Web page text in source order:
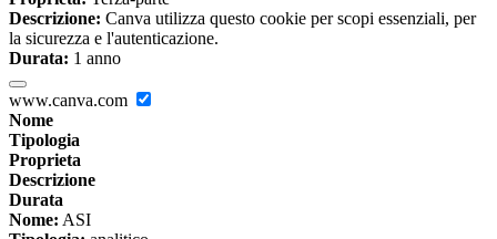
Descrizione: Canva utilizza questo cookie per scopi essenziali, per
la sicurezza e l'autenticazione.
Durata: 1 anno
www.canva.com
Nome
Tipologia
Proprieta
Descrizione
Durata
Nome: ASI